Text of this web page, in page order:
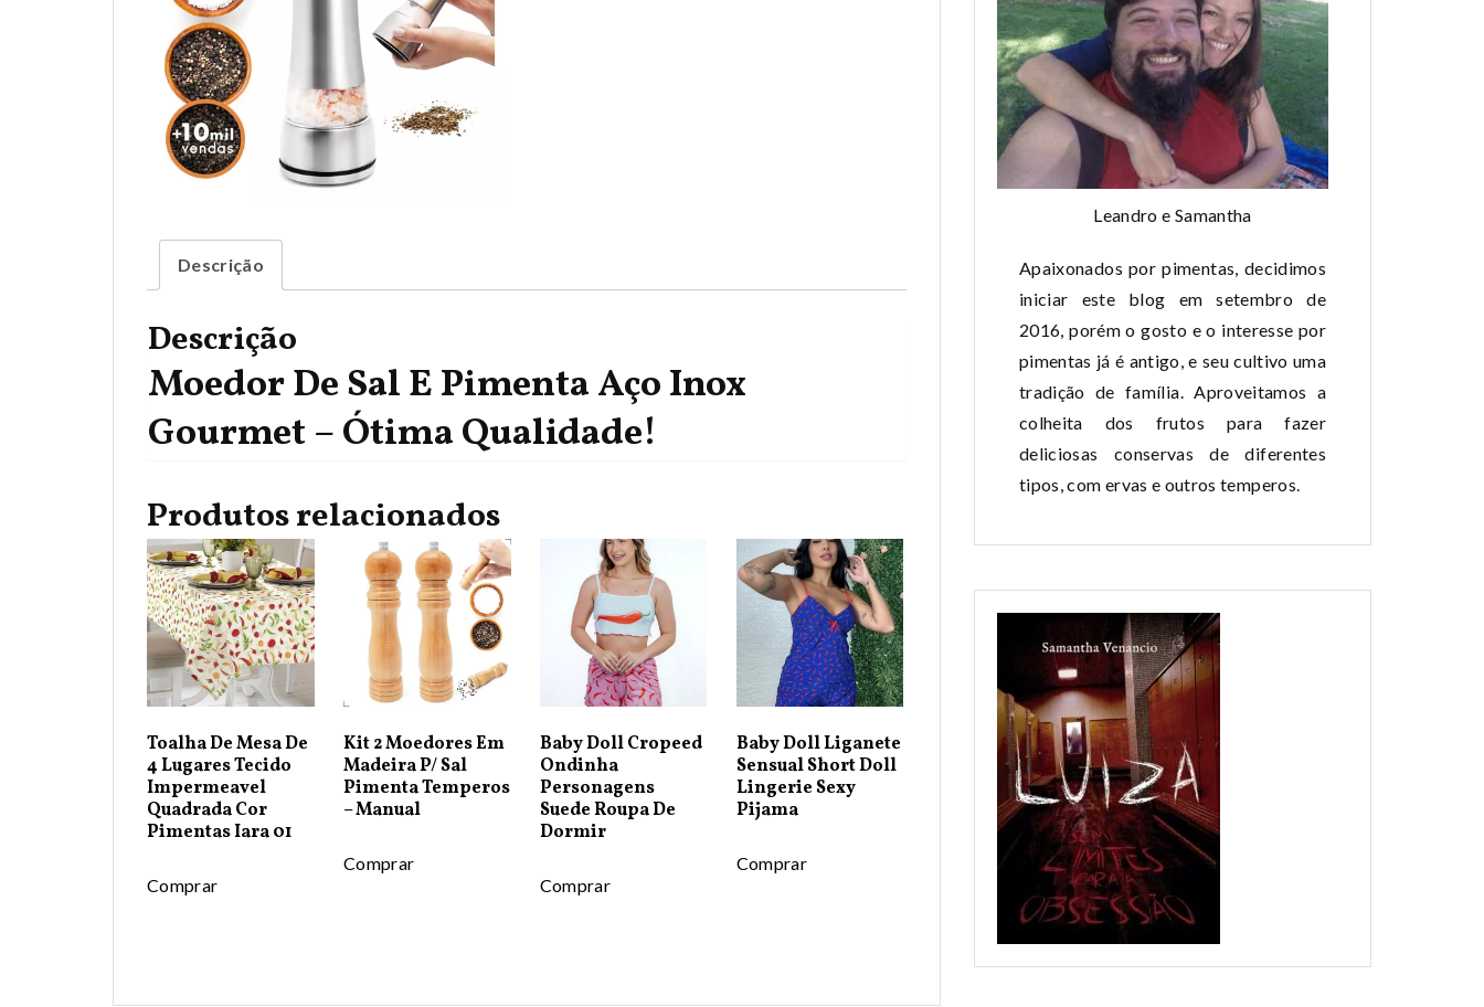
Descrição
Descrição
Moedor De Sal E Pimenta Aço Inox
Gourmet – Ótima Qualidade!
Produtos relacionados
Toalha De Mesa De
4 Lugares Tecido
Impermeavel
Quadrada Cor
Pimentas Iara 01
Comprar
Kit 2 Moedores Em
Madeira P/ Sal
Pimenta Temperos
– Manual
Comprar
Baby Doll Cropeed
Ondinha
Personagens
Suede Roupa De
Dormir
Comprar
Baby Doll Liganete
Sensual Short Doll
Lingerie Sexy
Pijama
Comprar
Leandro e Samantha
Apaixonados por pimentas, decidimos
iniciar este blog em setembro de
2016, porém o gosto e o interesse por
pimentas já é antigo, e seu cultivo uma
tradição de família. Aproveitamos a
colheita dos frutos para fazer
deliciosas conservas de diferentes
tipos, com ervas e outros temperos.